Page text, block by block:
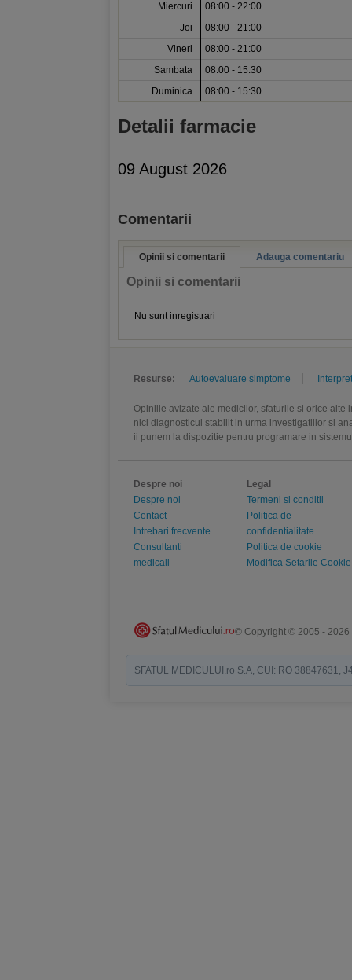
Miercuri
08:00 - 22:00
Joi
08:00 - 21:00
Vineri
08:00 - 21:00
Sambata
08:00 - 15:30
Duminica
08:00 - 15:30
Detalii farmacie
09 August 2026
Comentarii
Opinii si comentarii Adauga comentariu
Opinii si comentarii
Nu sunt inregistrari
Resurse: Autoevaluare simptome
Opiniile avizate ale medicilor, sfaturile si orice
nici diagnosticul stabilit in urma investigatiilor si
ii punem la dispozitie pentru programare in
Despre noi
Despre noi
Contact
Intrebari frecvente
Consultanti
medicali
Legal
Termeni si conditii
Politica de
confidentialitate
Politica de cookie
Modifica Setarile Cookie
© Copyright © 2005 - 2026
SFATUL MEDICULUI.ro S.A, CUI: RO 38847631,